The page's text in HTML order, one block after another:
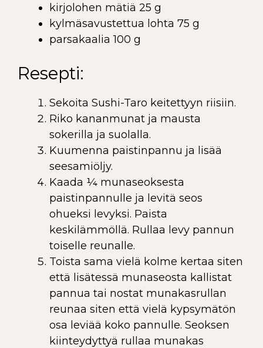
kirjolohen mätiä 25 g
kylmäsavustettua lohta 75 g
parsakaalia 100 g
Resepti:
Sekoita Sushi-Taro keitettyyn riisiin.
Riko kananmunat ja mausta
sokerilla ja suolalla.
Kuumenna paistinpannu ja lisää
seesamiöljy.
Kaada ¼ munaseoksesta
paistinpannulle ja levitä seos
ohueksi levyksi. Paista
keskilämmöllä. Rullaa levy pannun
toiselle reunalle.
Toista sama vielä kolme kertaa siten
että lisätessä munaseosta kallistat
pannua tai nostat munakasrullan
reunaa siten että vielä kypsymätön
osa leviää koko pannulle. Seoksen
kiinteydyttyä rullaa munakas